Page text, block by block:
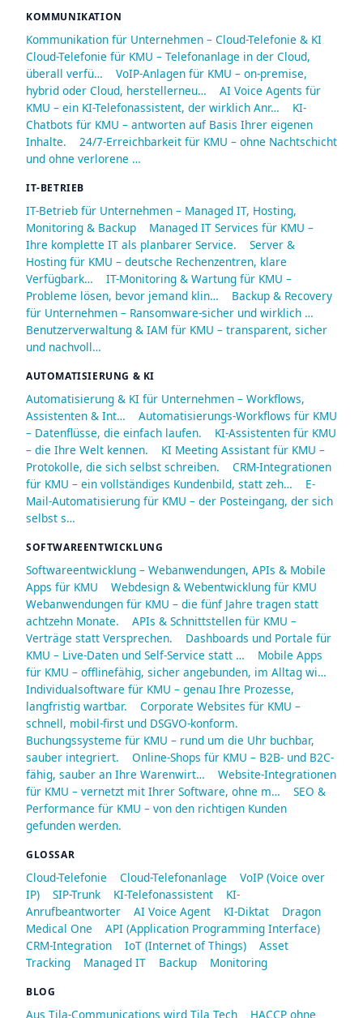
KOMMUNIKATION
Kommunikation für Unternehmen – Cloud-Telefonie & KI
Cloud-Telefonie für KMU – Telefonanlage in der Cloud,
überall verfü…
VoIP-Anlagen für KMU – on-premise,
hybrid oder Cloud, herstellerneu…
AI Voice Agents für
KMU – ein KI-Telefonassistent, der wirklich Anr…
KI-
Chatbots für KMU – antworten auf Basis Ihrer eigenen
Inhalte.
24/7-Erreichbarkeit für KMU – ohne Nachtschicht
und ohne verlorene …
IT-BETRIEB
IT-Betrieb für Unternehmen – Managed IT, Hosting,
Monitoring & Backup
Managed IT Services für KMU –
Ihre komplette IT als planbarer Service.
Server &
Hosting für KMU – deutsche Rechenzentren, klare
Verfügbark…
IT-Monitoring & Wartung für KMU –
Probleme lösen, bevor jemand klin…
Backup & Recovery
für Unternehmen – Ransomware-sicher und wirklich …
Benutzerverwaltung & IAM für KMU – transparent, sicher
und nachvoll…
AUTOMATISIERUNG & KI
Automatisierung & KI für Unternehmen – Workflows,
Assistenten & Int…
Automatisierungs-Workflows für KMU
– Datenflüsse, die einfach laufen.
KI-Assistenten für KMU
– die Ihre Welt kennen.
KI Meeting Assistant für KMU –
Protokolle, die sich selbst schreiben.
CRM-Integrationen
für KMU – ein vollständiges Kundenbild, statt zeh…
E-
Mail-Automatisierung für KMU – der Posteingang, der sich
selbst s…
SOFTWAREENTWICKLUNG
Softwareentwicklung – Webanwendungen, APIs & Mobile
Apps für KMU
Webdesign & Webentwicklung für KMU
Webanwendungen für KMU – die fünf Jahre tragen statt
achtzehn Monate.
APIs & Schnittstellen für KMU –
Verträge statt Versprechen.
Dashboards und Portale für
KMU – Live-Daten und Self-Service statt …
Mobile Apps
für KMU – offlinefähig, sicher angebunden, im Alltag wi…
Individualsoftware für KMU – genau Ihre Prozesse,
langfristig wartbar.
Corporate Websites für KMU –
schnell, mobil-first und DSGVO-konform.
Buchungssysteme für KMU – rund um die Uhr buchbar,
sauber integriert.
Online-Shops für KMU – B2B- und B2C-
fähig, sauber an Ihre Warenwirt…
Website-Integrationen
für KMU – vernetzt mit Ihrer Software, ohne m…
SEO &
Performance für KMU – von den richtigen Kunden
gefunden werden.
GLOSSAR
Cloud-Telefonie Cloud-Telefonanlage
VoIP (Voice over
IP)
SIP-Trunk KI-Telefonassistent
KI-
Anrufbeantworter
AI Voice Agent KI-Diktat
Dragon
Medical One
API (Application Programming Interface)
CRM-Integration
IoT (Internet of Things)
Asset
Tracking
Managed IT Backup Monitoring
BLOG
Aus Tila-Communications wird Tila Tech
HACCP ohne